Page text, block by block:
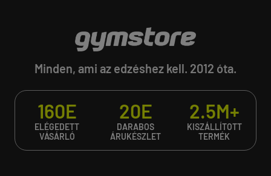
Minden, ami az edzéshez kell. 2012 óta.
160E
ELÉGEDETT
VÁSÁRLÓ
20E
DARABOS
ÁRUKÉSZLET
2.5M+
KISZÁLLÍTOTT
TERMÉK